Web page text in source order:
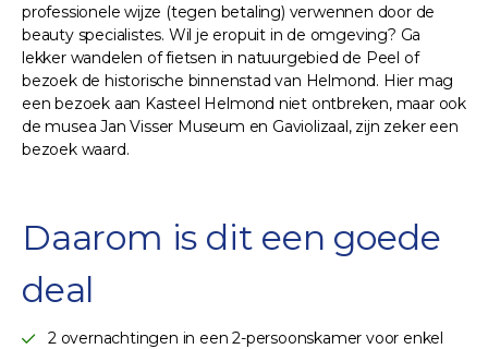
professionele wijze (tegen betaling) verwennen door de
beauty specialistes. Wil je eropuit in de omgeving? Ga
lekker wandelen of fietsen in natuurgebied de Peel of
bezoek de historische binnenstad van Helmond. Hier mag
een bezoek aan Kasteel Helmond niet ontbreken, maar ook
de musea Jan Visser Museum en Gaviolizaal, zijn zeker een
bezoek waard.
Daarom is dit een goede
deal
2 overnachtingen in een 2-persoonskamer voor enkel